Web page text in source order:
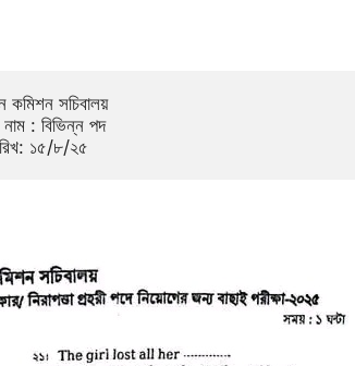
কমিশন সচিবালয়
: বিভিন্ন পদ
১৫/৮/২৫